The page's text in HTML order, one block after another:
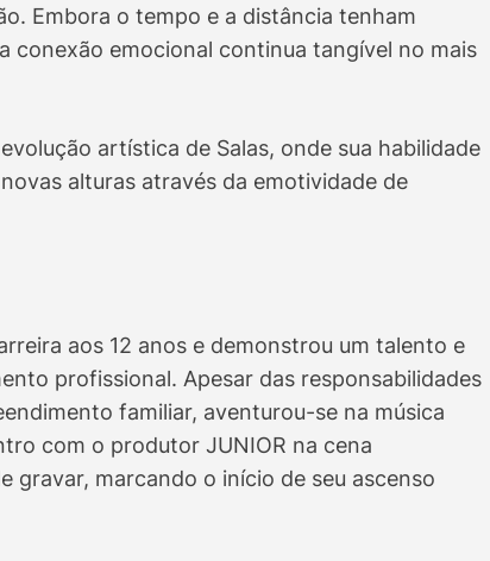
Embora o tempo e a distância tenham
conexão emocional continua tangível no mais
artística de Salas, onde sua habilidade
alturas através da emotividade de
aos 12 anos e demonstrou um talento e
profissional. Apesar das responsabilidades
familiar, aventurou-se na música
com o produtor JUNIOR na cena
marcando o início de seu ascenso